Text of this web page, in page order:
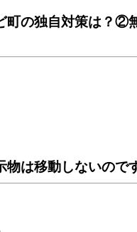
の独自対策は？②
物は移動しないので